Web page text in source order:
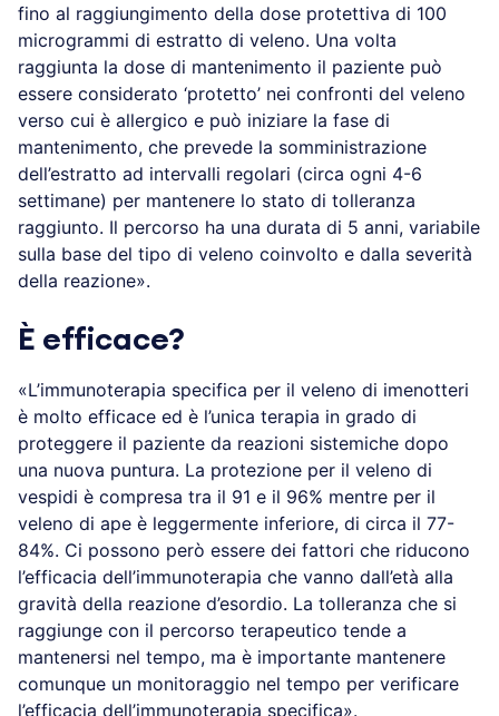
fino al raggiungimento della dose protettiva di 100
microgrammi di estratto di veleno. Una volta
raggiunta la dose di mantenimento il paziente può
essere considerato ‘protetto’ nei confronti del veleno
verso cui è allergico e può iniziare la fase di
mantenimento, che prevede la somministrazione
dell’estratto ad intervalli regolari (circa ogni 4-6
settimane) per mantenere lo stato di tolleranza
raggiunto. Il percorso ha una durata di 5 anni, variabile
sulla base del tipo di veleno coinvolto e dalla severità
della reazione».
È efficace?
«L’immunoterapia specifica per il veleno di imenotteri
è molto efficace ed è l’unica terapia in grado di
proteggere il paziente da reazioni sistemiche dopo
una nuova puntura. La protezione per il veleno di
vespidi è compresa tra il 91 e il 96% mentre per il
veleno di ape è leggermente inferiore, di circa il 77-
84%. Ci possono però essere dei fattori che riducono
l’efficacia dell’immunoterapia che vanno dall’età alla
gravità della reazione d’esordio. La tolleranza che si
raggiunge con il percorso terapeutico tende a
mantenersi nel tempo, ma è importante mantenere
comunque un monitoraggio nel tempo per verificare
l’efficacia dell’immunoterapia specifica».